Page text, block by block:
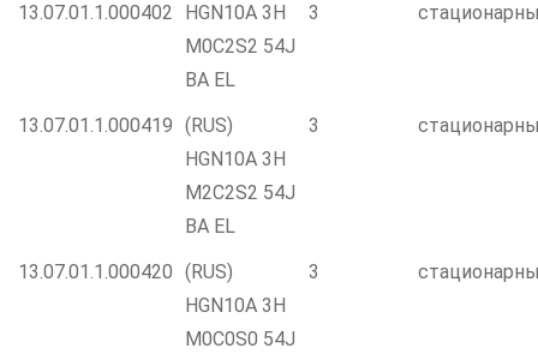
13.07.01.1.000402
HGN10A 3H
M0C2S2 54J
BA EL
3
13.07.01.1.000419 (RUS)
HGN10A 3H
M2C2S2 54J
BA EL
3
13.07.01.1.000420 (RUS)
HGN10A 3H
M0C0S0 54J
3